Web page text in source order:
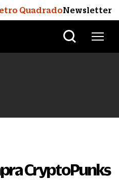
QuadradoNewsletter
CryptoPunks